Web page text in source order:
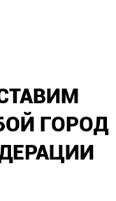
ГОРОД